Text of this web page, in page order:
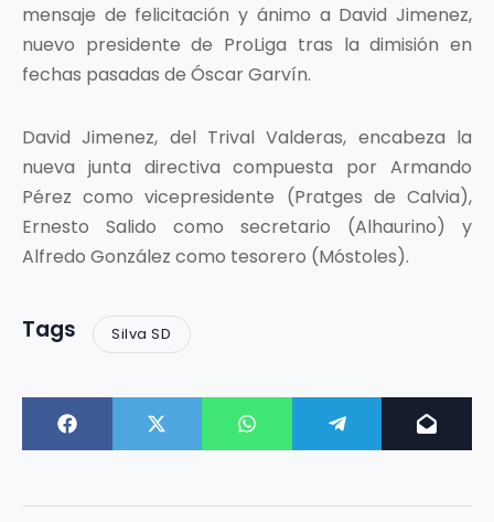
mensaje de felicitación y ánimo a David Jimenez,
nuevo presidente de ProLiga tras la dimisión en
fechas pasadas de Óscar Garvín.
David Jimenez, del Trival Valderas, encabeza la
nueva junta directiva compuesta por Armando
Pérez como vicepresidente (Pratges de Calvia),
Ernesto Salido como secretario (Alhaurino) y
Alfredo González como tesorero (Móstoles).
Tags Silva SD